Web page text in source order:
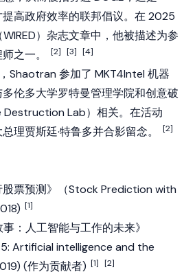
高政府效率的联邦倡议。在 2025
）杂志文章中，他被描述为参
之一。
[2] [3] [4]
Shaotran 参加了 MKT4Intel 机器
伦多大学罗特曼管理学院和创意破
Destruction Lab）相关。在活动
理贾斯廷·特鲁多并合影留念。
[2]
股票预测》（Stock Prediction with
[1]
：人工智能与工作的未来》
Artificial intelligence and the
(作为贡献者) [1] [2]